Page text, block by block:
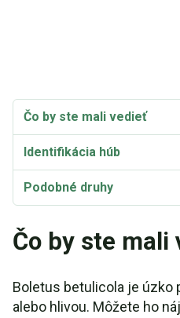
Čo by ste mali vedieť
Identifikácia húb
Podobné druhy
Čo by ste mali
Boletus betulicola je úzko
alebo hlivou. Môžete ho